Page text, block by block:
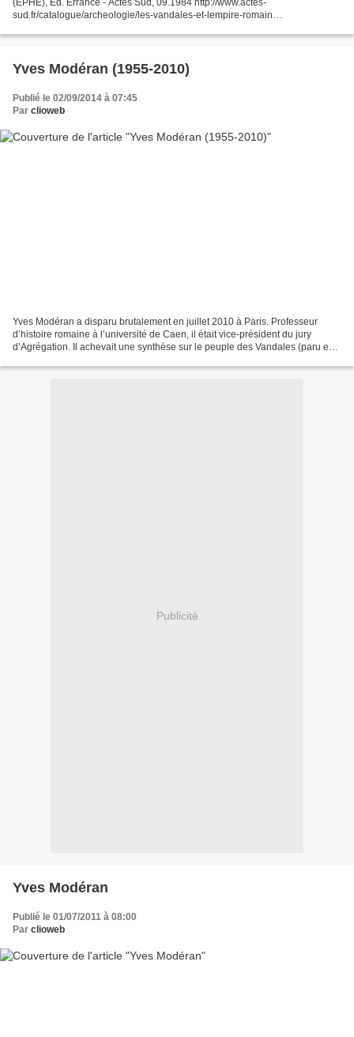
sud.fr/catalogue/archeologie/les-vandales-et-lempire-romain
romain.html...
Yves Modéran (1955-2010)
Publié le 02/09/2014 à 07:45
Par clioweb
Yves Modéran a disparu brutalement en juillet 2010 à Paris. Professeur
d’histoire romaine à l’université de Caen, il était vice-président du jury
d’Agrégation. Il achevait une synthèse sur le peuple des Vandales (paru en
Publicité
Yves Modéran
Publié le 01/07/2011 à 08:00
Par clioweb